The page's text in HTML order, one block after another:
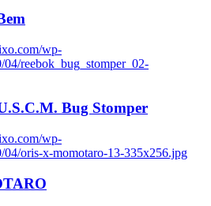
wp-
04/reebok_bug_stomper_02-
Bug Stomper
wp-
04/oris-x-momotaro-13-335x256.jpg